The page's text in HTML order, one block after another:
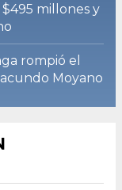
millones y
rompió el
Moyano